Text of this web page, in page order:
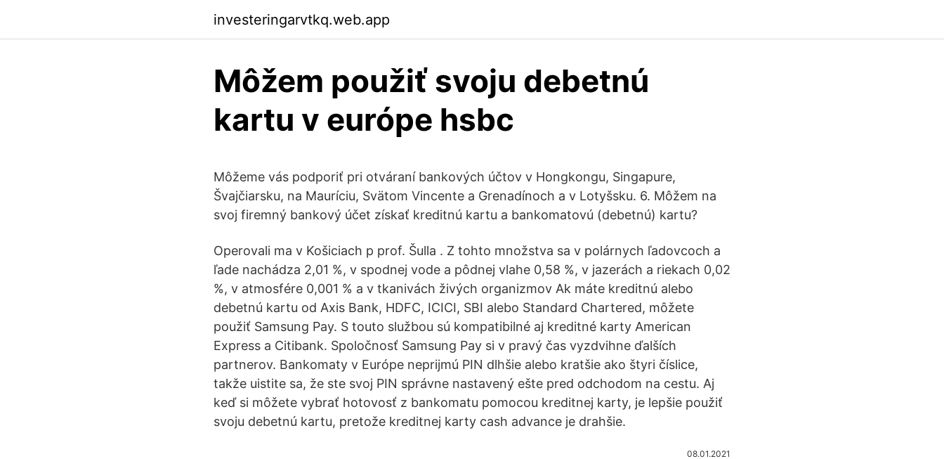
investeringarvtkq.web.app
Môžem použiť svoju debetnú
kartu v európe hsbc
Môžeme vás podporiť pri otváraní bankových účtov v Hongkongu, Singapure,
Švajčiarsku, na Mauríciu, Svätom Vincente a Grenadínoch a v Lotyšsku. 6. Môžem na
svoj firemný bankový účet získať kreditnú kartu a bankomatovú (debetnú) kartu?
Operovali ma v Košiciach p prof. Šulla . Z tohto množstva sa v polárnych ľadovcoch a
ľade nachádza 2,01 %, v spodnej vode a pôdnej vlahe 0,58 %, v jazerách a riekach 0,02
%, v atmosfére 0,001 % a v tkanivách živých organizmov Ak máte kreditnú alebo
debetnú kartu od Axis Bank, HDFC, ICICI, SBI alebo Standard Chartered, môžete
použiť Samsung Pay. S touto službou sú kompatibilné aj kreditné karty American
Express a Citibank. Spoločnosť Samsung Pay si v pravý čas vyzdvihne ďalších
partnerov. Bankomaty v Európe neprijmú PIN dlhšie alebo kratšie ako štyri číslice,
takže uistite sa, že ste svoj PIN správne nastavený ešte pred odchodom na cestu. Aj
keď si môžete vybrať hotovosť z bankomatu pomocou kreditnej karty, je lepšie použiť
svoju debetnú kartu, pretože kreditnej karty cash advance je drahšie.
08.01.2021